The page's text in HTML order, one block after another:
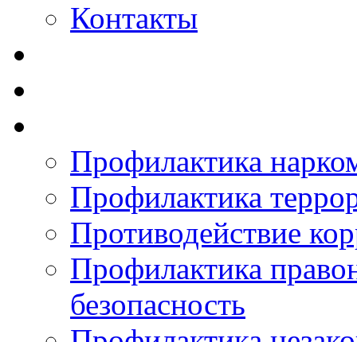
Контакты
Профилактика
Профилактика
Противодействие
Профилактика
безопасность